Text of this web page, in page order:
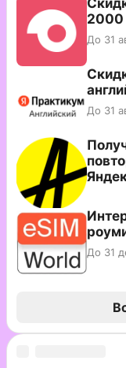
2000
До 31
До 31
До 31